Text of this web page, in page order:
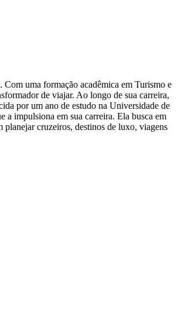
uma formação acadêmica em Turismo e
de viajar. Ao longo de sua carreira,
por um ano de estudo na Universidade de
a impulsiona em sua carreira. Ela busca em
planejar cruzeiros, destinos de luxo, viagens